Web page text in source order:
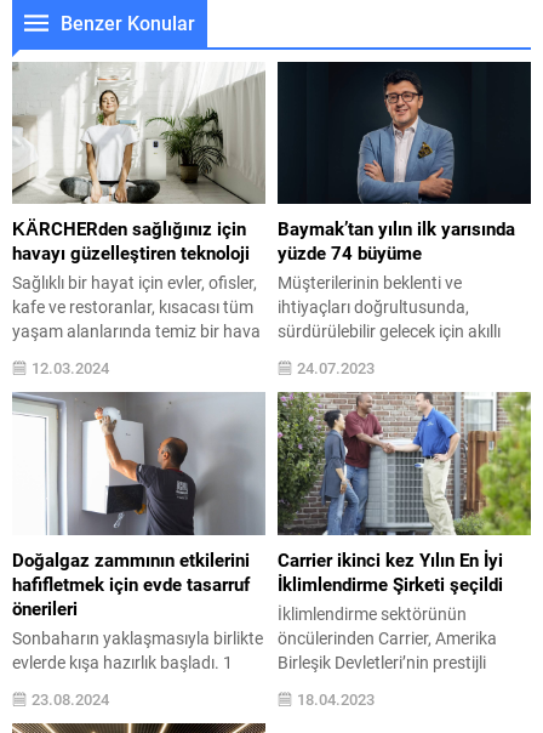
Benzer Konular
KÄRCHERden sağlığınız için
havayı güzelleştiren teknoloji
Sağlıklı bir hayat için evler, ofisler,
kafe ve restoranlar, kısacası tüm
yaşam alanlarında temiz bir hava
şart. Kapalı alanlarda rahat bir
nefes almanızı sağlayacak çözüm
ise Alman temizlik teknolojileri
devi Kärcher’de… Markanın AF 50
Hava Temizleme Makinesi;
patojenleri, ince tozları, alerjenleri
ve kokuları güvenilir bir şekilde
gideriyor, ortamın havasını
değiştiriyor....
12.03.2024
Baymak’tan yılın ilk yarısında
yüzde 74 büyüme
Müşterilerinin beklenti ve
ihtiyaçları doğrultusunda,
sürdürülebilir gelecek için akıllı
iklimlendirme ürünleri ve
çözümleri sunarak Türkiye’de
iklimlendirme sektöründe enerji
dönüşümüne öncülük eden
Baymak, yılın ilk altı ayında
cirosunu geçen yılın aynı
dönemine kıyasla yüzde 74
artırarak 2,2 milyar TL’ye taşıdı.
Yılın ilk yarısında pazarın çok
üzerinde büyüme elde ettiklerini
ifade eden...
24.07.2023
Doğalgaz zammının etkilerini
hafifletmek için evde tasarruf
önerileri
Sonbaharın yaklaşmasıyla birlikte
evlerde kışa hazırlık başladı. 1
Ağustos itibariyle yüzde
38 zamlanan doğalgaz fiyatı
23.08.2024
Carrier ikinci kez Yılın En İyi
İklimlendirme Şirketi şeçildi
İklimlendirme sektörünün
öncülerinden Carrier, Amerika
Birleşik Devletleri’nin prestijli
yayını U.S. News & World Report
tarafından iki yıl üst üste en iyi
18.04.2023